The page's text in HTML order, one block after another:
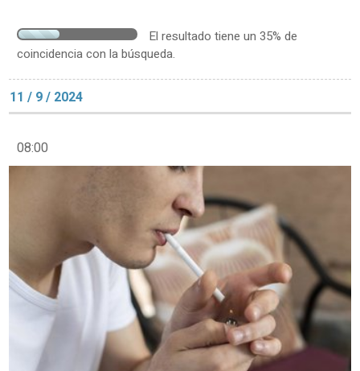
El resultado tiene un 35% de
coincidencia con la búsqueda.
11 / 9 / 2024
08:00